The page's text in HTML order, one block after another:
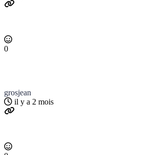
0
grosjean
il y a 2 mois